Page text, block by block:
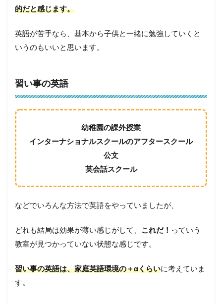
的だと感じます。
英語が苦手なら、基本から子供と一緒に勉強していくと
いうのもいいと思います。
習い事の英語
幼稚園の課外授業
インターナショナルスクールのアフタースクール
公文
英会話スクール
などでいろんな方法で英語をやっていましたが、
どれも結局は効果が薄い感じがして、 これだ！ っていう
教室が見つかっていない状態な感じです。
習い事の英語は、家庭英語環境の＋αくらいに考えていま
す。